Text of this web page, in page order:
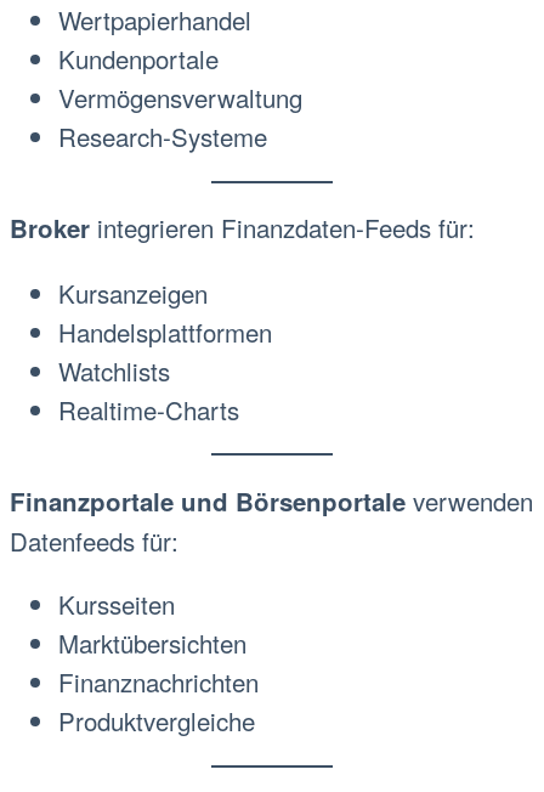
Wertpapierhandel
Kundenportale
Vermögensverwaltung
Research-Systeme
Broker integrieren Finanzdaten-Feeds für:
Kursanzeigen
Handelsplattformen
Watchlists
Realtime-Charts
Finanzportale und Börsenportale verwenden
Datenfeeds für:
Kursseiten
Marktübersichten
Finanznachrichten
Produktvergleiche